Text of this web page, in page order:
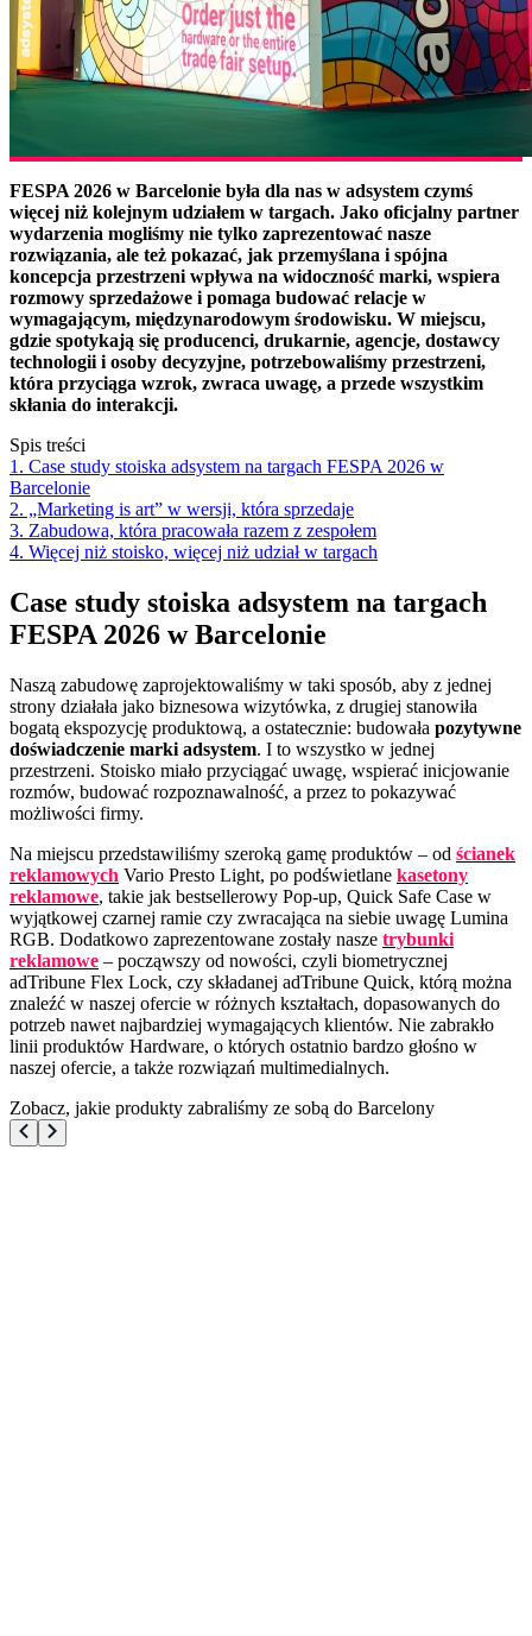
FESPA 2026 w Barcelonie była dla nas w adsystem czymś
więcej niż kolejnym udziałem w targach. Jako oficjalny partner
wydarzenia mogliśmy nie tylko zaprezentować nasze
rozwiązania, ale też pokazać, jak przemyślana i spójna
koncepcja przestrzeni wpływa na widoczność marki, wspiera
rozmowy sprzedażowe i pomaga budować relacje w
wymagającym, międzynarodowym środowisku. W miejscu,
gdzie spotykają się producenci, drukarnie, agencje, dostawcy
technologii i osoby decyzyjne, potrzebowaliśmy przestrzeni,
która przyciąga wzrok, zwraca uwagę, a przede wszystkim
skłania do interakcji.
Spis treści
1. Case study stoiska adsystem na targach FESPA 2026 w
Barcelonie
2. „Marketing is art” w wersji, która sprzedaje
3. Zabudowa, która pracowała razem z zespołem
4. Więcej niż stoisko, więcej niż udział w targach
Case study stoiska adsystem na targach
FESPA 2026 w Barcelonie
Naszą zabudowę zaprojektowaliśmy w taki sposób, aby z jednej
strony działała jako biznesowa wizytówka, z drugiej stanowiła
bogatą ekspozycję produktową, a ostatecznie: budowała pozytywne
doświadczenie marki adsystem. I to wszystko w jednej
przestrzeni. Stoisko miało przyciągać uwagę, wspierać inicjowanie
rozmów, budować rozpoznawalność, a przez to pokazywać
możliwości firmy.
Na miejscu przedstawiliśmy szeroką gamę produktów – od ścianek
reklamowych Vario Presto Light, po podświetlane kasetony
reklamowe, takie jak bestsellerowy Pop-up, Quick Safe Case w
wyjątkowej czarnej ramie czy zwracająca na siebie uwagę Lumina
RGB. Dodatkowo zaprezentowane zostały nasze trybunki
reklamowe – począwszy od nowości, czyli biometrycznej
adTribune Flex Lock, czy składanej adTribune Quick, którą można
znaleźć w naszej ofercie w różnych kształtach, dopasowanych do
potrzeb nawet najbardziej wymagających klientów. Nie zabrakło
linii produktów Hardware, o których ostatnio bardzo głośno w
naszej ofercie, a także rozwiązań multimedialnych.
Zobacz, jakie produkty zabraliśmy ze sobą do Barcelony